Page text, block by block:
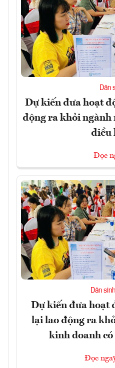
Dân
Dự kiến đưa hoạt
động ra khỏi ngành
điều
Đọc
Dân sinh
Dự kiến đưa hoạt
lại lao động ra
kinh doanh
Đọc